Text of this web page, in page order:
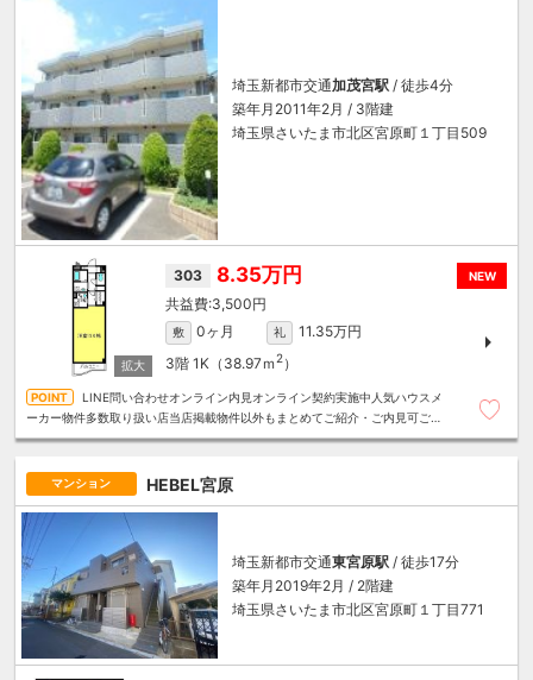
埼玉新都市交通加茂宮駅 / 徒歩4分
築年月2011年2月 / 3階建
埼玉県さいたま市北区宮原町１丁目509
NEW
303 8.35万円
3,500円
敷 0ヶ月 礼
11.35万円
3階 1K（38.97ｍ 2）
LINE問い合わせオンライン内見オンライン契約実施中人気ハウスメ
ーカー物件多数取り扱い店当店掲載物件以外もまとめてご紹介・ご内見可ご予
マンション HEBEL宮原
埼玉新都市交通東宮原駅 / 徒歩17分
築年月2019年2月 / 2階建
埼玉県さいたま市北区宮原町１丁目771